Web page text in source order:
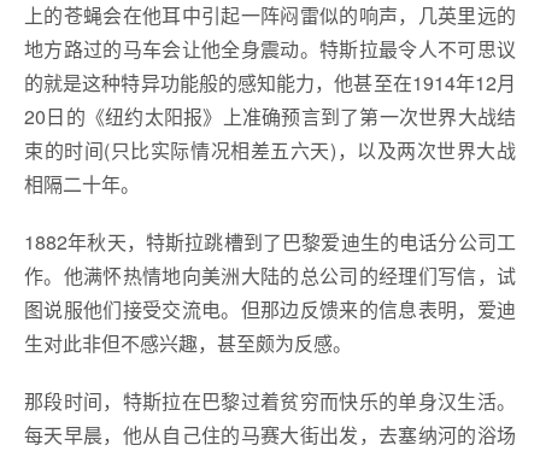
上的苍蝇会在他耳中引起一阵闷雷似的响声，几英里远的
地方路过的马车会让他全身震动。特斯拉最令人不可思议
的就是这种特异功能般的感知能力，他甚至在1914年12月
20日的《纽约太阳报》上准确预言到了第一次世界大战结
束的时间(只比实际情况相差五六天)，以及两次世界大战
相隔二十年。
1882年秋天，特斯拉跳槽到了巴黎爱迪生的电话分公司工
作。他满怀热情地向美洲大陆的总公司的经理们写信，试
图说服他们接受交流电。但那边反馈来的信息表明，爱迪
生对此非但不感兴趣，甚至颇为反感。
那段时间，特斯拉在巴黎过着贫穷而快乐的单身汉生活。
每天早晨，他从自己住的马赛大街出发，去塞纳河的浴场